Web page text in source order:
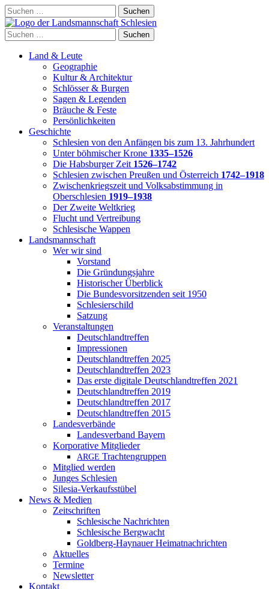
Skip
to
content
Suchen
nach:
Suchen
nach:
Land & Leute
Geographie
Kultur & Architektur
Schlösser & Burgen
Sagen & Legenden
Bräuche & Feste
Persönlichkeiten
Geschichte
Schlesien von den Anfängen bis zum 13. Jahrhundert
Unter böhmischer Krone 1335–1526
Die Habsburger Zeit 1526–1742
Schlesien zwischen Preußen und Österreich 1742–1918
Zwischenkriegszeit und Volksabstimmung in
Oberschlesien 1919–1938
Der Zweite Weltkrieg
Flucht und Vertreibung
Schlesische Wappen
Landsmannschaft
Wer wir sind
Vorstand
Die Gründungsjahre
Historischer Überblick
Die Bundesvorsitzenden seit 1950
Schlesierschild
Satzung
Veranstaltungen
Deutschlandtreffen
Impressionen
Deutschlandtreffen 2025
Deutschlandtreffen 2023
Das erste digitale Deutschlandtreffen 2021
Deutschlandtreffen 2019
Deutschlandtreffen 2017
Deutschlandtreffen 2015
Landesverbände
Landesverband Bayern
Korporative Mitglieder
ARGE Trachtengruppen
Mitglied werden
Junges Schlesien
Silesia-Verkaufsstübel
News & Medien
Zeitschriften
Schlesische Nachrichten
Schlesische Bergwacht
Goldberg-Haynauer Heimatnachrichten
Aktuelles
Termine
Newsletter
Kontakt